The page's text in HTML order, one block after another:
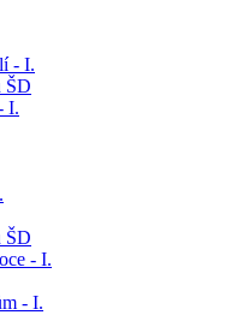
- I.
ŠD
I.
ŠD
- I.
- I.